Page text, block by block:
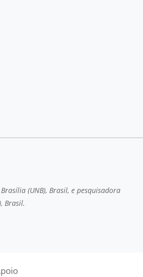
(UNB), Brasil, e pesquisadora
Brasil.